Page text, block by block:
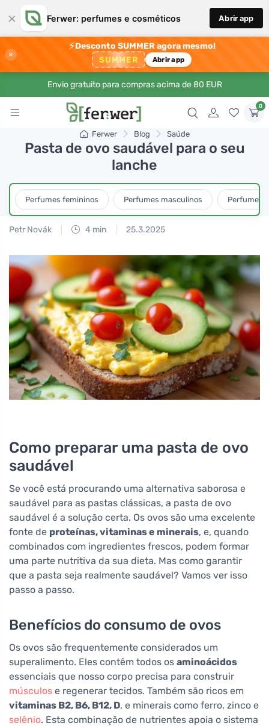
× Ferwer: perfumes e cosméticos Abrir app
×
⚡Desconto SUMMER agora mesmo!
SUMMER Abrir app
Envio gratuito para compras acima de 80 EUR
0
Ferwer Blog Saúde
Pasta de ovo saudável para o seu
lanche
Perfumes femininos Perfumes masculinos Perfumes
Petr Novák 4 min 25.3.2025
Como preparar uma pasta de ovo
saudável
Se você está procurando uma alternativa saborosa e
saudável para as pastas clássicas, a pasta de ovo
saudável é a solução certa. Os ovos são uma excelente
fonte de proteínas, vitaminas e minerais, e, quando
combinados com ingredientes frescos, podem formar
uma parte nutritiva da sua dieta. Mas como garantir
que a pasta seja realmente saudável? Vamos ver isso
passo a passo.
Benefícios do consumo de ovos
Os ovos são frequentemente considerados um
superalimento. Eles contêm todos os aminoácidos
essenciais que nosso corpo precisa para construir
músculos e regenerar tecidos. Também são ricos em
vitaminas B2, B6, B12, D, e minerais como ferro, zinco e
selênio. Esta combinação de nutrientes apoia o sistema